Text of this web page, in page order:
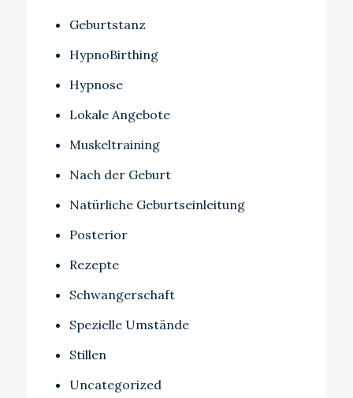
Geburtstanz
HypnoBirthing
Hypnose
Lokale Angebote
Muskeltraining
Nach der Geburt
Natürliche Geburtseinleitung
Posterior
Rezepte
Schwangerschaft
Spezielle Umstände
Stillen
Uncategorized